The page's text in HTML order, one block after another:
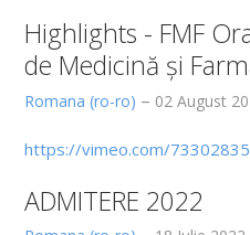
NOUTĂȚI
FACULTATE
Highlights - FMF
de Medicină și
Romana (ro-ro) 02 August
https://vimeo.com/
ADMITERE 2022